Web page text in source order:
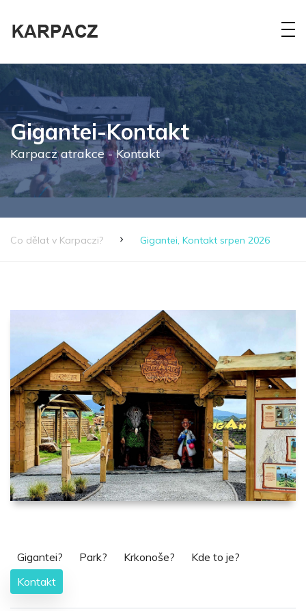
Gigantei-Kontakt
Karpacz atrakce - Kontakt
Co dělat v Karpaczi? Gigantei, Kontakt srpen 2026
Gigantei? Park? Krkonoše?
Kde to je?
Kontakt